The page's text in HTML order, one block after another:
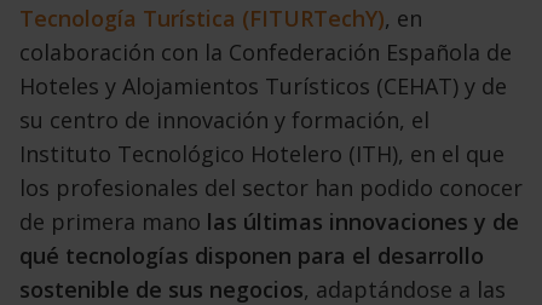
Tecnología Turística (FITURTechY), en
colaboración con la Confederación Española de
Hoteles y Alojamientos Turísticos (CEHAT) y de
su centro de innovación y formación, el
Instituto Tecnológico Hotelero (ITH), en el que
los profesionales del sector han podido conocer
de primera mano las últimas innovaciones y de
qué tecnologías disponen para el desarrollo
sostenible de sus negocios, adaptándose a las